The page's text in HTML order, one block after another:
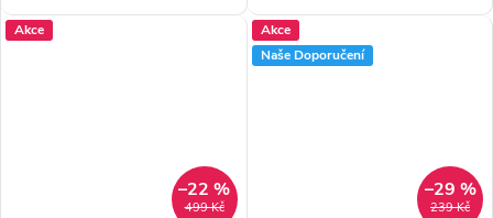
Siemens, AEG, Bosch, Krups,
Nivona a Melitta. Pomáhá
KRUPS, NIVONA . Zlepšuje
kvalitu vody a tím zajišťuje
redukci vodního kamene....
Akce
499 Kč
–22 %
Akce
Naše Doporučení
239 Kč
–29 %